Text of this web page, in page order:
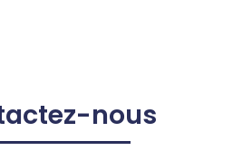
nous